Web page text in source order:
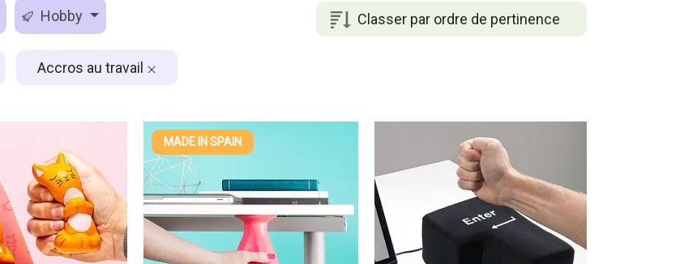
Classer par ordre de pertinence
Hobby
Accros au travail
MADE IN SPAIN